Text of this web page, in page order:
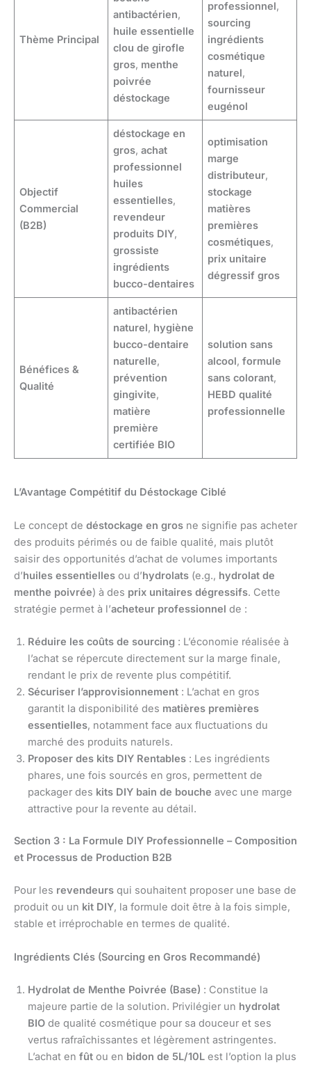
Thème Principal
antibactérien,
huile essentielle
clou de girofle
gros, menthe
poivrée
déstockage
professionnel,
sourcing
ingrédients
cosmétique
naturel,
fournisseur
eugénol
Objectif
Commercial
(B2B)
déstockage en
gros,achat
professionnel
huiles
essentielles,
revendeur
produits DIY,
grossiste
ingrédients
bucco-dentaires
optimisation
marge
distributeur,
stockage
matières
premières
cosmétiques,
prix unitaire
dégressif gros
Bénéfices &
Qualité
antibactérien
naturel, hygiène
bucco-dentaire
naturelle,
prévention
gingivite,
matière
première
certifiée BIO
solution sans
alcool,formule
sans colorant,
HEBD qualité
professionnelle
L’Avantage Compétitif du Déstockage Ciblé
Le concept de déstockage en gros ne signifie pas acheter
des produits périmés ou de faible qualité, mais plutôt
saisir des opportunités d’achat de volumes importants
d’huiles essentielles ou d’hydrolats (e.g., hydrolat de
menthe poivrée) à des prix unitaires dégressifs. Cette
stratégie permet à l’acheteur professionnel de :
Réduire les coûts de sourcing : L’économie réalisée à
l’achat se répercute directement sur la marge finale,
rendant le prix de revente plus compétitif.
Sécuriser l’approvisionnement : L’achat en gros
garantit la disponibilité des matières premières
essentielles, notamment face aux fluctuations du
marché des produits naturels.
Proposer des kits DIY Rentables : Les ingrédients
phares, une fois sourcés en gros, permettent de
packager des kits DIY bain de bouche avec une marge
attractive pour la revente au détail.
Section 3 : La Formule DIY Professionnelle – Composition
et Processus de Production B2B
Pour les revendeurs qui souhaitent proposer une base de
produit ou un kit DIY, la formule doit être à la fois simple,
stable et irréprochable en termes de qualité.
Ingrédients Clés (Sourcing en Gros Recommandé)
Hydrolat de Menthe Poivrée (Base) : Constitue la
majeure partie de la solution. Privilégier un hydrolat
BIO de qualité cosmétique pour sa douceur et ses
vertus rafraîchissantes et légèrement astringentes.
L’achat en fût ou en bidon de 5L/10L est l’option la plus